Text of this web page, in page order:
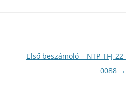
Első beszámoló – NTP-TFJ-22-
0088 →